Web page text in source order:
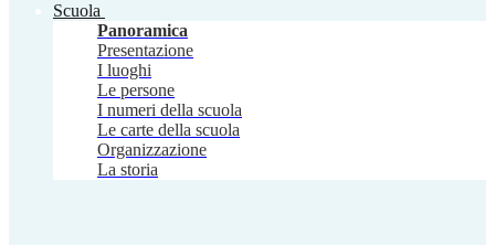
Scuola
Panoramica
Presentazione
I luoghi
Le persone
I numeri della scuola
Le carte della scuola
Organizzazione
La storia